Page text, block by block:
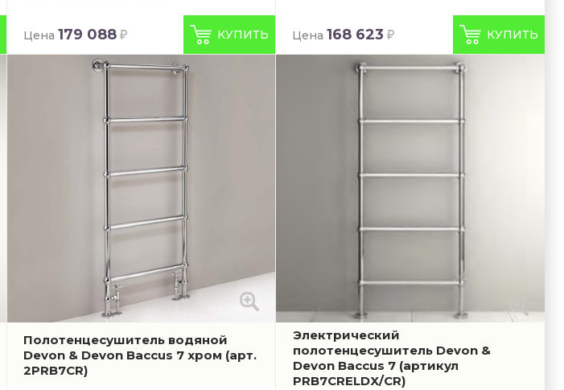
Цена 179 088 КУПИТЬ Цена 168 623 КУПИТЬ
Полотенцесушитель водяной
Devon & Devon Baccus 7 хром (арт.
2PRB7CR)
Электрический
полотенцесушитель Devon &
Devon Baccus 7 (артикул
PRB7CRELDX/CR)